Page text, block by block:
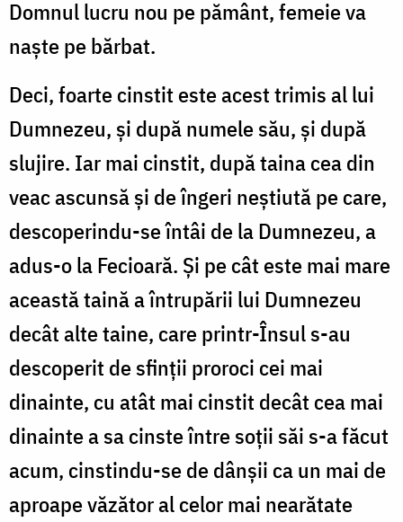
Domnul lucru nou pe pământ, femeie va
naște pe bărbat.
Deci, foarte cinstit este acest trimis al lui
Dumnezeu, și după numele său, și după
slujire. Iar mai cinstit, după taina cea din
veac ascunsă și de îngeri neștiută pe care,
descoperindu-se întâi de la Dumnezeu, a
adus-o la Fecioară. Și pe cât este mai mare
această taină a întrupării lui Dumnezeu
decât alte taine, care printr-Însul s-au
descoperit de sfinții proroci cei mai
dinainte, cu atât mai cinstit decât cea mai
dinainte a sa cinste între soții săi s-a făcut
acum, cinstindu-se de dânșii ca un mai de
aproape văzător al celor mai nearătate